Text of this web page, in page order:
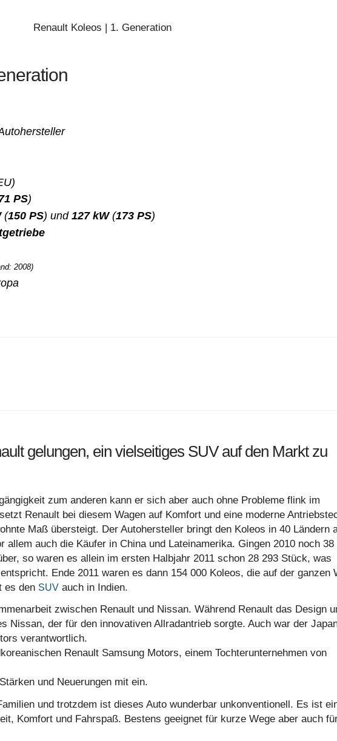
PS)
(150 PS) und 127 kW (173 PS)
2008)
gelungen, ein vielseitiges SUV auf den Markt zu
zum anderen kann er sich aber auch ohne Probleme flink im
Renault bei diesem Wagen auf Komfort und eine moderne
Maß übersteigt. Der Autohersteller bringt den Koleos in 40 Ländern
allem auch die Käufer in China und Lateinamerika. Gingen 2010 noch 38
so waren es allein im ersten Halbjahr 2011 schon 28 293 Stück, was
Ende 2011 waren es dann 154 000 Koleos, die auf der ganzen
es den SUV auch in Indien.
zwischen Renault und Nissan. Während Renault das Design
Nissan, der für den innovativen Allradantrieb sorgte. Auch war der
verantwortlich.
Renault Samsung Motors, einem Tochterunternehmen von
und Neuerungen mit ein.
und trotzdem ist dieses Auto wunderbar unkonventionell. Es ist
Komfort und Fahrspaß. Bestens geeignet für kurze Wege aber auch